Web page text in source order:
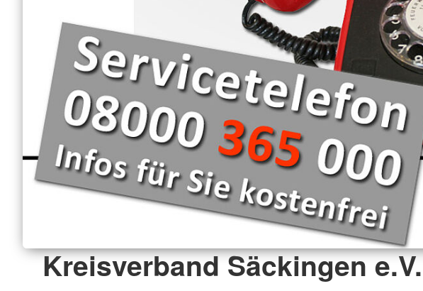
Kreisverband Säckingen e.V.